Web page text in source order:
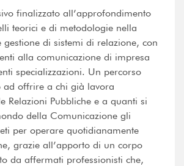
finalizzato all’approfondimento
teorici e di metodologie nella
gestione di sistemi di relazione, con
alla comunicazione di impresa
specializzazioni. Un percorso
ad offrire a chi già lavora
Relazioni Pubbliche e a quanti si
della Comunicazione gli
per operare quotidianamente
grazie all’apporto di un corpo
da affermati professionisti che,